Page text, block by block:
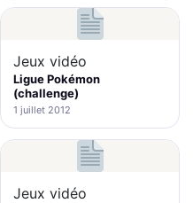
Jeux vidéo
Ligue Pokémon
(challenge)
1 juillet 2012
Jeux vidéo